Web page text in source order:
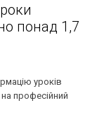
понад 1,7
уроків
професійний